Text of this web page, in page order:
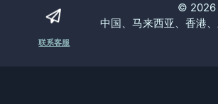
联系客服
© 2026
中国、马来西亚、香港